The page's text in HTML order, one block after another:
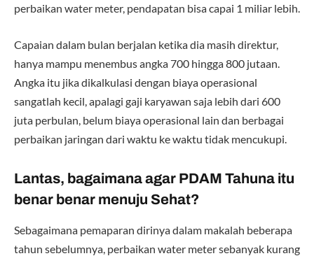
perbaikan water meter, pendapatan bisa capai 1 miliar lebih.
Capaian dalam bulan berjalan ketika dia masih direktur,
hanya mampu menembus angka 700 hingga 800 jutaan.
Angka itu jika dikalkulasi dengan biaya operasional
sangatlah kecil, apalagi gaji karyawan saja lebih dari 600
juta perbulan, belum biaya operasional lain dan berbagai
perbaikan jaringan dari waktu ke waktu tidak mencukupi.
Lantas, bagaimana agar PDAM Tahuna itu
benar benar menuju Sehat?
Sebagaimana pemaparan dirinya dalam makalah beberapa
tahun sebelumnya, perbaikan water meter sebanyak kurang